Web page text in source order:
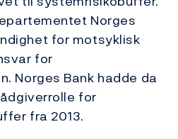
Norges
for motsyklisk
for
Norges Bank hadde da
for
fra 2013.